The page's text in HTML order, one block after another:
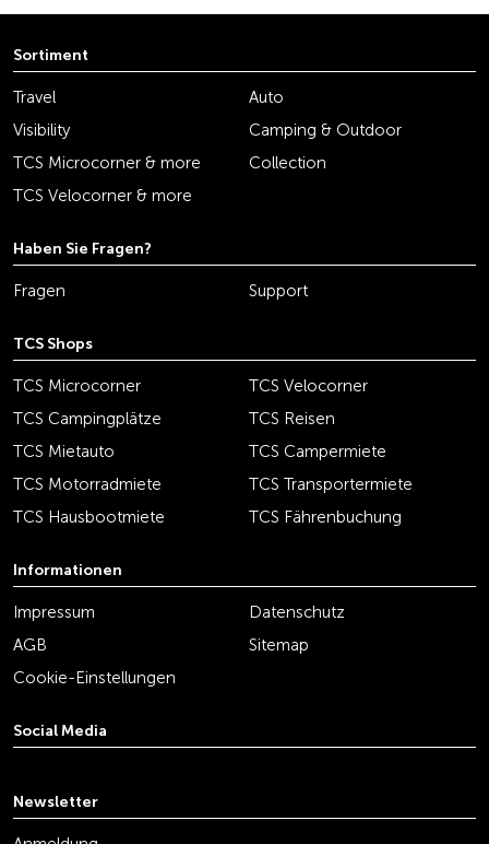
Sortiment
Travel
Auto
Visibility
Camping & Outdoor
TCS Microcorner & more
Collection
TCS Velocorner & more
Haben Sie Fragen?
Fragen Support
TCS Shops
TCS Microcorner
TCS Velocorner
TCS Campingplätze
TCS Reisen
TCS Mietauto
TCS Campermiete
TCS Motorradmiete
TCS Transportermiete
TCS Hausbootmiete
TCS Fährenbuchung
Informationen
Impressum
Datenschutz
AGB
Sitemap
Cookie-Einstellungen
Social Media
Newsletter